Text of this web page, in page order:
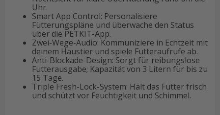
Uhr.
Smart App Control: Personalisiere
Fütterungspläne und überwache den Status
über die PETKIT-App.
Zwei-Wege-Audio: Kommuniziere in Echtzeit mit
deinem Haustier und spiele Futteraufrufe ab.
Anti-Blockade-Design: Sorgt für reibungslose
Futterausgabe; Kapazität von 3 Litern für bis zu
15 Tage.
Triple Fresh-Lock-System: Hält das Futter frisch
und schützt vor Feuchtigkeit und Schimmel.